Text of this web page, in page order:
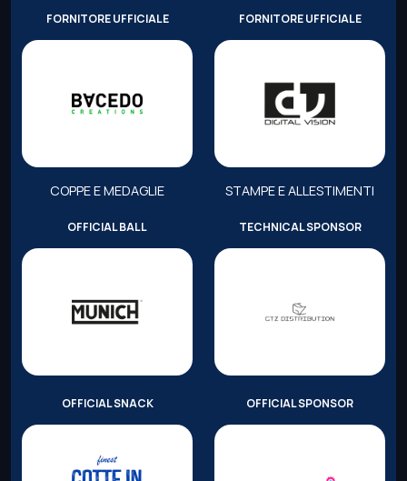
FORNITORE UFFICIALE
COPPE E MEDAGLIE
FORNITORE UFFICIALE
STAMPE E ALLESTIMENTI
OFFICIAL BALL TECHNICAL SPONSOR
OFFICIAL SNACK OFFICIAL SPONSOR